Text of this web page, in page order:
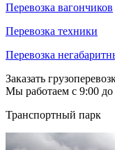
Перевозка вагончиков
Перевозка техники
Перевозка
Заказать
Мы работаем с 9:00 до
Транспортный парк